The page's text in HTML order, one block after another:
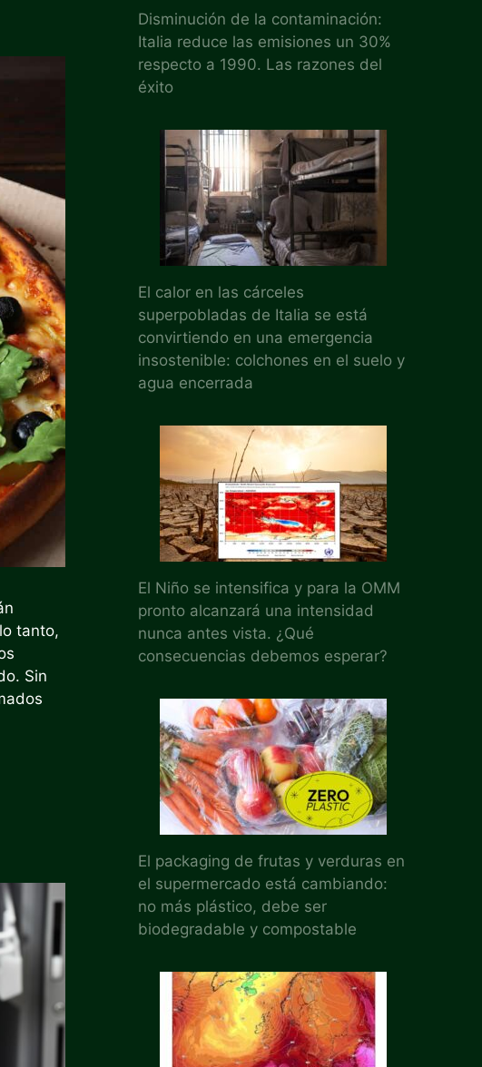
tanto,
Sin
Disminución de la contaminación:
Italia reduce las emisiones un 30%
respecto a 1990. Las razones del
éxito
El calor en las cárceles
superpobladas de Italia se está
convirtiendo en una emergencia
insostenible: colchones en el suelo y
agua encerrada
El Niño se intensifica y para la OMM
pronto alcanzará una intensidad
nunca antes vista. ¿Qué
consecuencias debemos esperar?
El packaging de frutas y verduras en
el supermercado está cambiando:
no más plástico, debe ser
biodegradable y compostable